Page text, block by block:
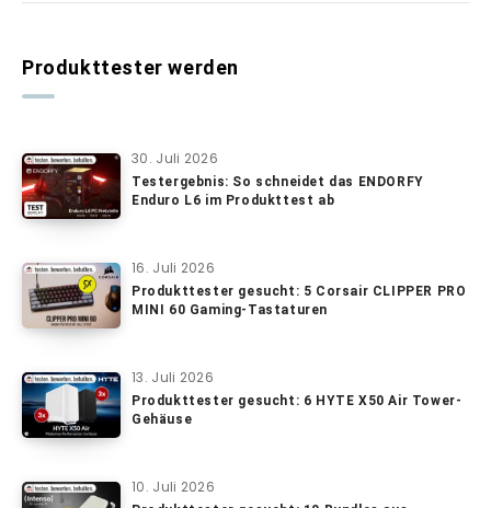
Produkttester werden
30. Juli 2026
Testergebnis: So schneidet das ENDORFY
Enduro L6 im Produkttest ab
16. Juli 2026
Produkttester gesucht: 5 Corsair CLIPPER PRO
MINI 60 Gaming-Tastaturen
13. Juli 2026
Produkttester gesucht: 6 HYTE X50 Air Tower-
Gehäuse
10. Juli 2026